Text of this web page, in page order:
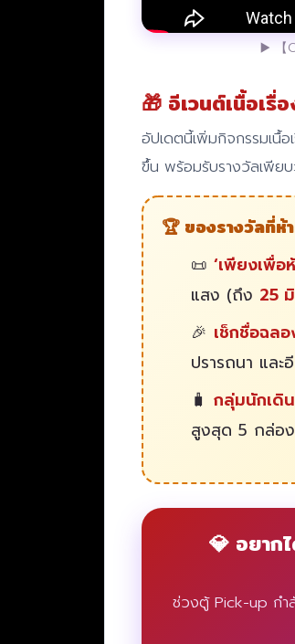
▶️ 【
🎁 อีเวนต์เนื้อเรื่
อัปเดตนี้เพิ่มกิจกรรมเนื้อ
ขึ้น พร้อมรับรางวัลเพียบ:
🏆 ของรางวัลที่ห้
📜 ‘เพียงเพื่อ
แสง (ถึง 25
🎉 เช็กชื่อฉล
ปรารถนา และ
🧳 กลุ่มนักเดิ
สูงสุด 5 กล่อง
💎 อยาก
ช่วงตู้ Pick-up กำ